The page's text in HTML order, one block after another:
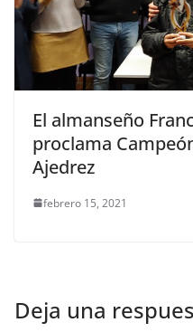
El almanseño
proclama
Ajedrez
febrero 15, 2021
Deja una